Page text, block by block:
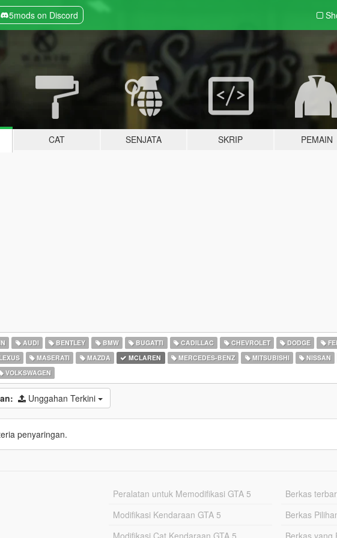
5mods on Discord
CAT SENJATA SKRIP PEMAIN
AUDI BENTLEY BMW BUGATTI CADILLAC CHEVROLET DODGE
MASERATI MAZDA MCLAREN MERCEDES-BENZ MITSUBISHI NISSAN
VOLKSWAGEN
Unggahan Terkini
penyaringan.
Peralatan untuk Memodifikasi GTA 5
Modifikasi Kendaraan GTA 5
Modifikasi Cat Kendaraan GTA 5
Berkas
Berkas
Berkas yang